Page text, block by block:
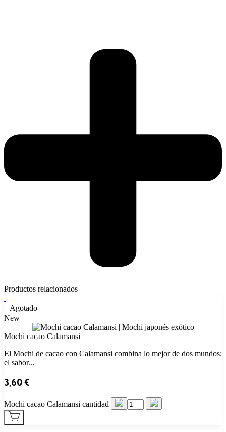
Productos relacionados
Agotado
New
Mochi cacao Calamansi
El Mochi de cacao con Calamansi combina lo mejor de dos mundos:
el sabor...
3,60€
Mochi cacao Calamansi cantidad